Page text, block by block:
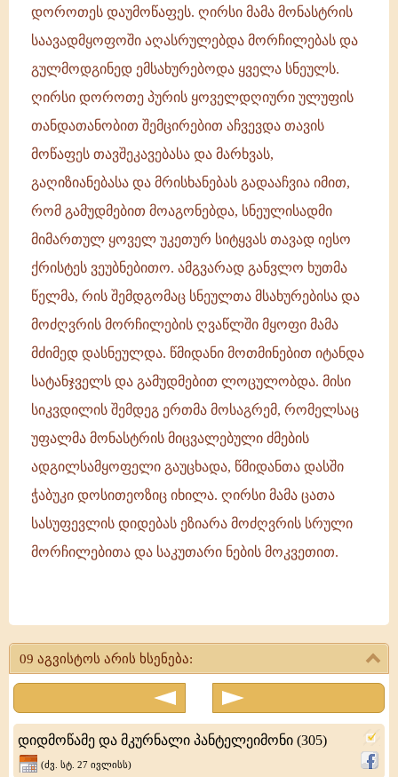
დოროთეს დაუმოწაფეს. ღირსი მამა მონასტრის
საავადმყოფოში აღასრულებდა მორჩილებას და
გულმოდგინედ ემსახურებოდა ყველა სნეულს.
ღირსი დოროთე პურის ყოველდღიური ულუფის
თანდათანობით შემცირებით აჩვევდა თავის
მოწაფეს თავშეკავებასა და მარხვას,
გაღიზიანებასა და მრისხანებას გადააჩვია იმით,
რომ გამუდმებით მოაგონებდა, სნეულისადმი
მიმართულ ყოველ უკეთურ სიტყვას თავად იესო
ქრისტეს ვეუბნებითო. ამგვარად განვლო ხუთმა
წელმა, რის შემდგომაც სნეულთა მსახურებისა და
მოძღვრის მორჩილების ღვაწლში მყოფი მამა
მძიმედ დასნეულდა. წმიდანი მოთმინებით იტანდა
სატანჯველს და გამუდმებით ლოცულობდა. მისი
სიკვდილის შემდეგ ერთმა მოსაგრემ, რომელსაც
უფალმა მონასტრის მიცვალებული ძმების
ადგილსამყოფელი გაუცხადა, წმიდანთა დასში
ჭაბუკი დოსითეოზიც იხილა. ღირსი მამა ცათა
სასუფევლის დიდებას ეზიარა მოძღვრის სრული
მორჩილებითა და საკუთარი ნების მოკვეთით.
წმიდა
დოროთეს
(ხს.
09 აგვისტოს არის ხსენება:
დიდმოწამე და მკურნალი პანტელეიმონი (305)
(ძვ. სტ. 27 ივლისს)